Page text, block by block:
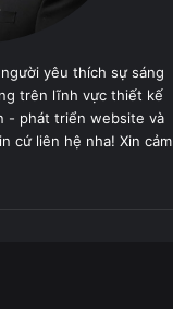
yêu thích sự sáng
trên lĩnh vực thiết kế
- phát triển website và
cứ liên hệ nha! Xin cảm